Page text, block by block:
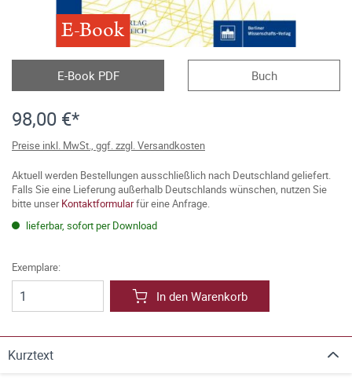
E-Book
E-Book PDF Buch
98,00 €*
Preise inkl. MwSt., ggf. zzgl. Versandkosten
Aktuell werden Bestellungen ausschließlich nach Deutschland geliefert.
Falls Sie eine Lieferung außerhalb Deutschlands wünschen, nutzen Sie
bitte unserKontaktformularfür eine Anfrage.
lieferbar, sofort per Download
Exemplare:
In den Warenkorb
Kurztext